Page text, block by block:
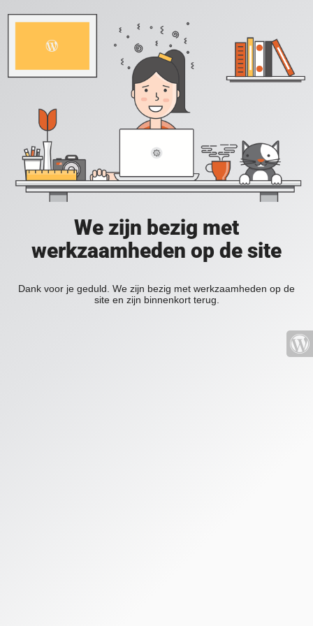
We zijn bezig met
werkzaamheden op de site
Dank voor je geduld. We zijn bezig met werkzaamheden op de
site en zijn binnenkort terug.